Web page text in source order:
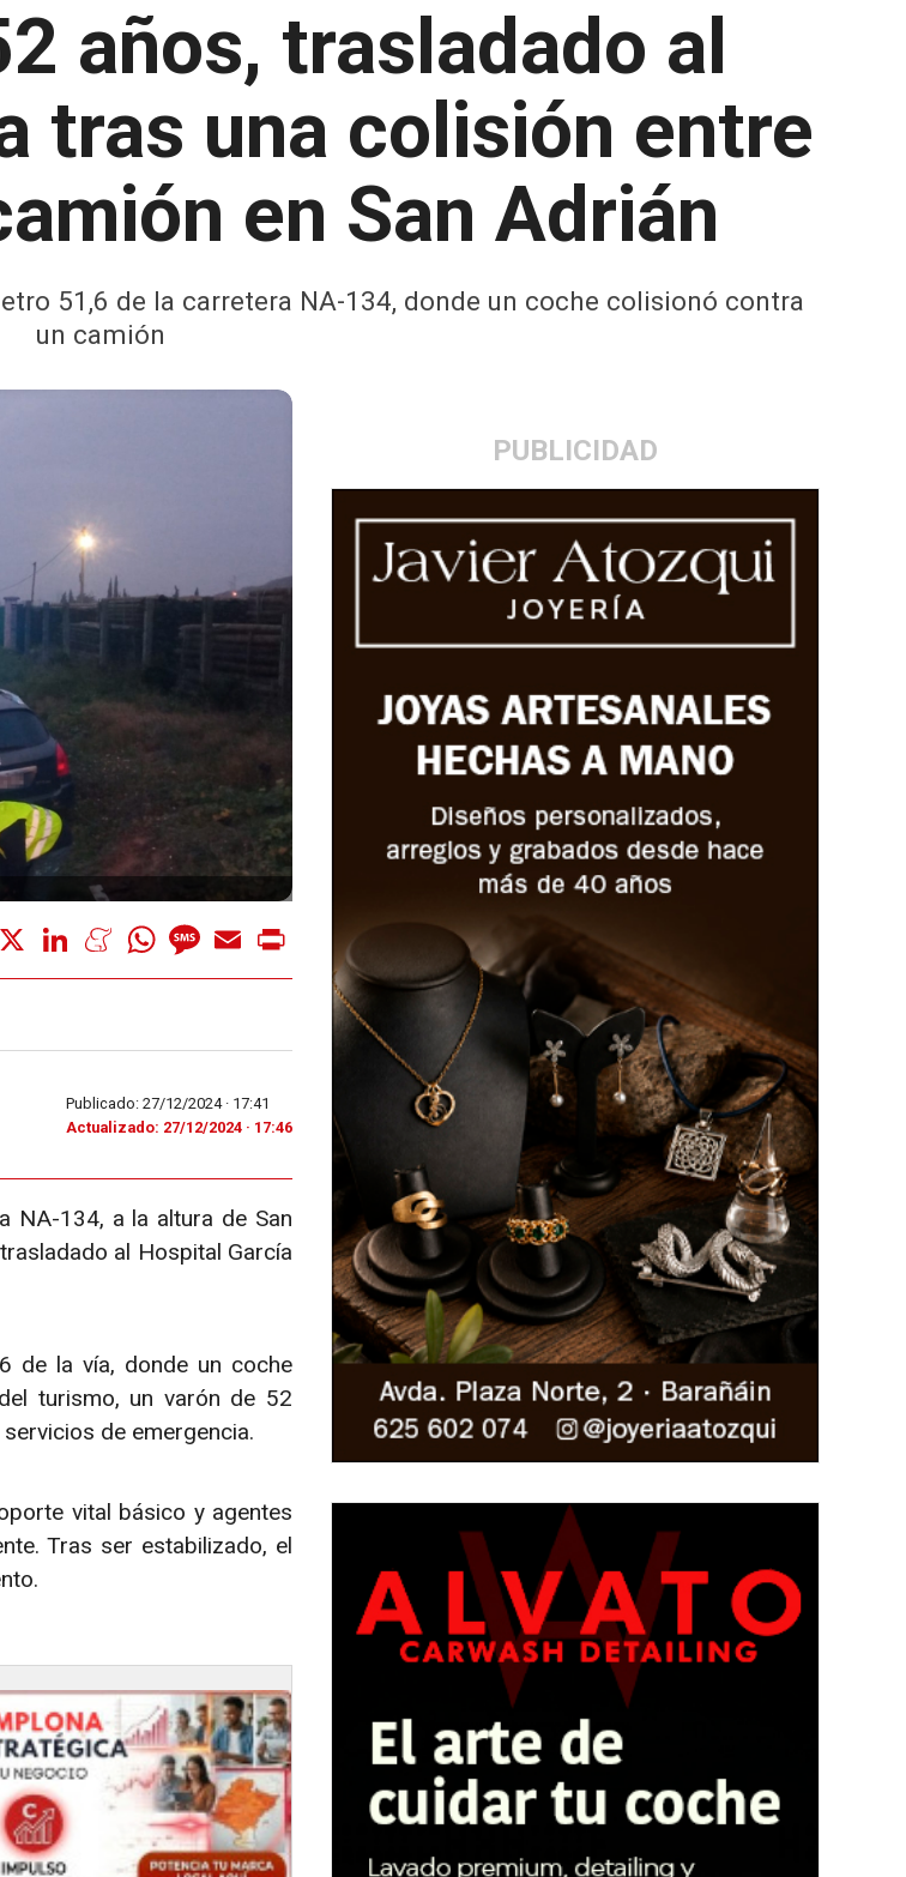
años, trasladado al
tras una colisión entre
en San Adrián
51,6 de la carretera NA-134, donde un coche colisionó contra
un camión
PUBLICIDAD
Facebook LinkedInMeneameWhatsAppMessage
Email
Publicado: 27/12/2024 · 17:41
Actualizado: 27/12/2024 · 17:46
NA-134, a la altura de San
al Hospital García
de la vía, donde un coche
turismo, un varón de 52
de emergencia.
vital básico y agentes
Tras ser estabilizado, el